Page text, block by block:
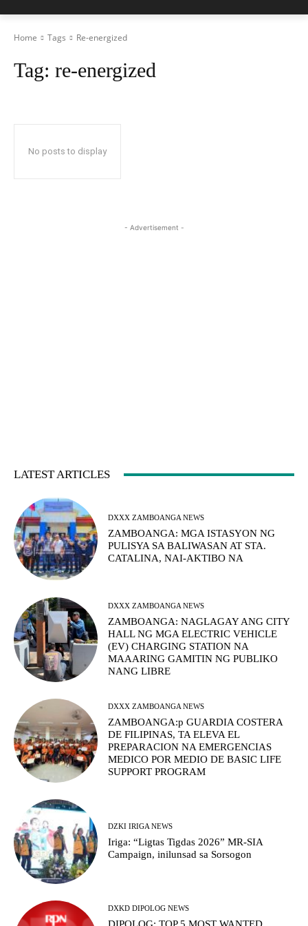
Home Tags Re-energized
Tag: re-energized
No posts to display
- Advertisement -
LATEST ARTICLES
DXXX ZAMBOANGA NEWS
ZAMBOANGA: MGA ISTASYON NG
PULISYA SA BALIWASAN AT STA.
CATALINA, NAI-AKTIBO NA
DXXX ZAMBOANGA NEWS
ZAMBOANGA: NAGLAGAY ANG CITY
HALL NG MGA ELECTRIC VEHICLE
(EV) CHARGING STATION NA
MAAARING GAMITIN NG PUBLIKO
NANG LIBRE
DXXX ZAMBOANGA NEWS
ZAMBOANGA:p GUARDIA COSTERA
DE FILIPINAS, TA ELEVA EL
PREPARACION NA EMERGENCIAS
MEDICO POR MEDIO DE BASIC LIFE
SUPPORT PROGRAM
DZKI IRIGA NEWS
Iriga: “Ligtas Tigdas 2026” MR-SIA
Campaign, inilunsad sa Sorsogon
DXKD DIPOLOG NEWS